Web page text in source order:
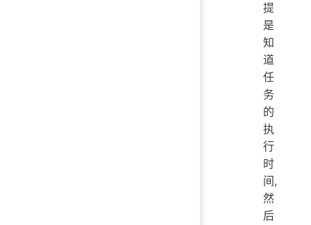
提
是
知
道
任
务
的
执
行
时
间,
然
后